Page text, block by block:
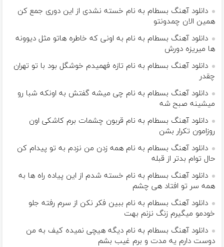
دانلود آهنگ بسطام به نام خسته نشدی از این دوری جمع کن
همین الان چمدونتو
دانلود آهنگ بسطام به نام به اونی که خاطره هاتو مثل دیوونه
ها میریزه دورش
دانلود آهنگ بسطام به نام تازه فهمیدم خوشگل بود با تو تهران
چقدر
دانلود آهنگ بسطام به نام چی میشه گفتش به اونکه شبا رو
میشینه صبح شه
دانلود آهنگ بسطام به نام قربون چشمات برم کاشکی اون
روزامون تکرار بشن
دانلود آهنگ بسطام به نام همه زدن من نزدم به تو پیدام کن
حال توام بدتر از قبله
دانلود آهنگ بسطام به نام خسته شدم از این پیاده راه ها به
همه سر تو افتاد هی چشم
دانلود آهنگ بسطام به نام ببین فکر نکن از سرم رفته جلو
خودمو میگیرم زنگ نزنم بهت
دانلود آهنگ بسطام به نام دیگه هیچی نمیده کیف به من
دوست دارم یه مدت و برم غیب بشم